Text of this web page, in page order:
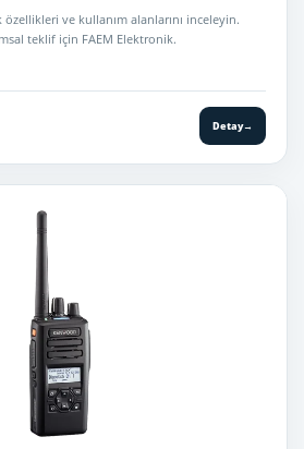
ve kullanım alanlarını inceleyin.
teklif için FAEM Elektronik.
Detay→